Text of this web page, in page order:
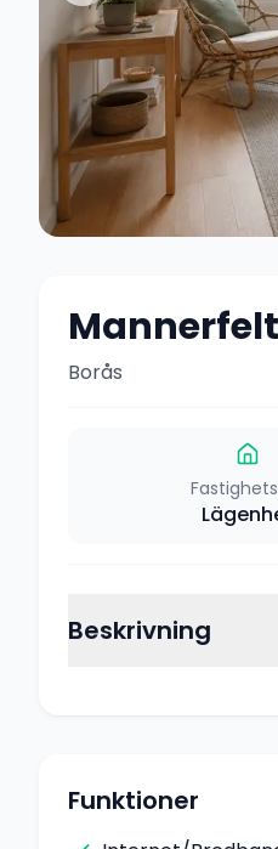
Borås
Beskrivning
Funktioner